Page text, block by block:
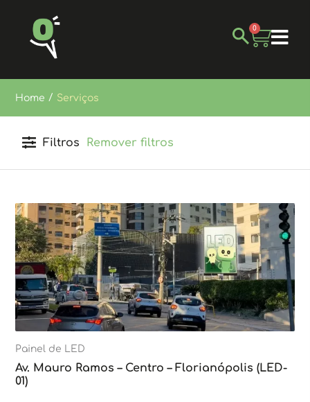
0
Home / Serviços
Filtros Remover filtros
Painel de LED
Av. Mauro Ramos – Centro – Florianópolis (LED-
01)